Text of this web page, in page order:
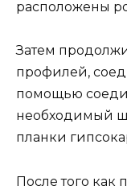
расположены
Затем
профилей,
помощью
необходимый
планки
После того как